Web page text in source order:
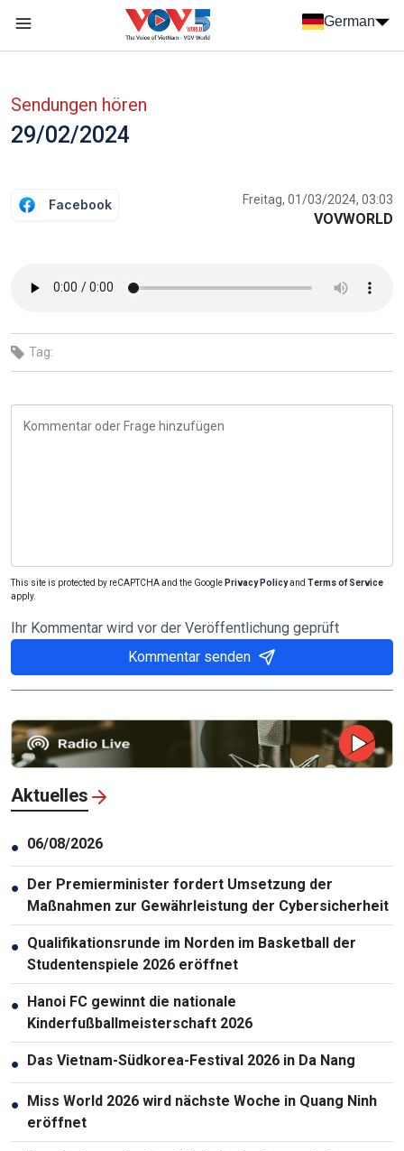
German
Sendungen hören
29/02/2024
Facebook Freitag, 01/03/2024, 03:03
VOVWORLD
Tag:
This site is protected by reCAPTCHA and the Google Privacy Policyand Terms of Service
apply.
Ihr Kommentar wird vor der Veröffentlichung geprüft
Kommentar senden
Aktuelles
● 06/08/2026
● Der Premierminister fordert Umsetzung der
Maßnahmen zur Gewährleistung der Cybersicherheit
● Qualifikationsrunde im Norden im Basketball der
Studentenspiele 2026 eröffnet
● Hanoi FC gewinnt die nationale
Kinderfußballmeisterschaft 2026
● Das Vietnam-Südkorea-Festival 2026 in Da Nang
● Miss World 2026 wird nächste Woche in Quang Ninh
eröffnet